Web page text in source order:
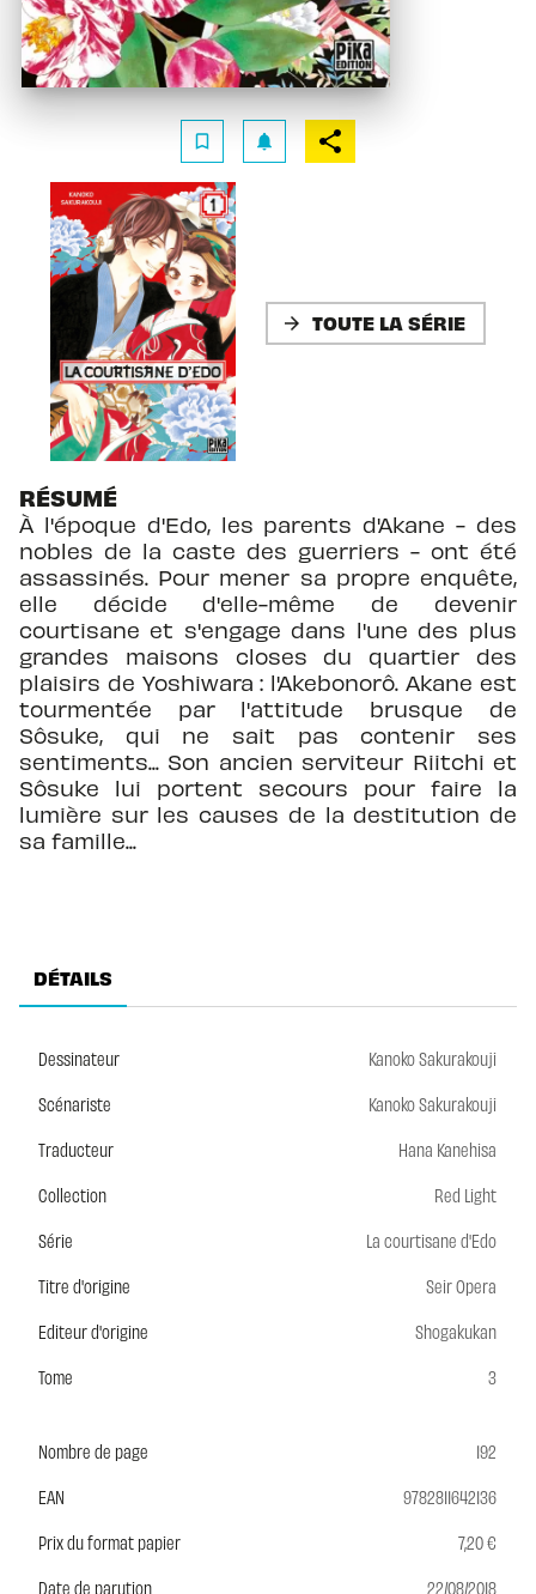
bookmark_border notifications
arrow_forward TOUTE LA SÉRIE
RÉSUMÉ
À l'époque d'Edo, les parents d'Akane - des
nobles de la caste des guerriers - ont été
assassinés. Pour mener sa propre enquête,
elle décide d'elle-même de devenir
courtisane et s'engage dans l'une des plus
grandes maisons closes du quartier des
plaisirs de Yoshiwara : l'Akebonorô. Akane est
tourmentée par l'attitude brusque de
Sôsuke, qui ne sait pas contenir ses
sentiments... Son ancien serviteur Riitchi et
Sôsuke lui portent secours pour faire la
lumière sur les causes de la destitution de
sa famille...
DÉTAILS
Dessinateur
Kanoko Sakurakouji
Scénariste
Kanoko Sakurakouji
Traducteur
Hana Kanehisa
Collection
Red Light
Série
La courtisane d'Edo
Titre d'origine
Seir Opera
Editeur d'origine
Shogakukan
Tome
3
Nombre de page
192
EAN
9782811642136
Prix du format papier
7,20 €
Date de parution
22/08/2018